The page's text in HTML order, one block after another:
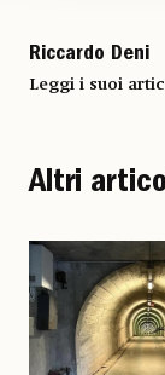
Riccardo Deni
Leggi i suoi
Altri